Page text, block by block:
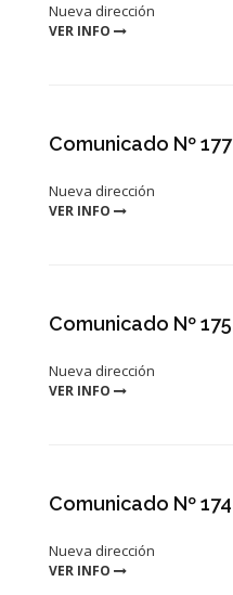
Nueva dirección
VER INFO
Comunicado Nº 177
Nueva dirección
VER INFO
Comunicado Nº 175
Nueva dirección
VER INFO
Comunicado Nº 174
Nueva dirección
VER INFO